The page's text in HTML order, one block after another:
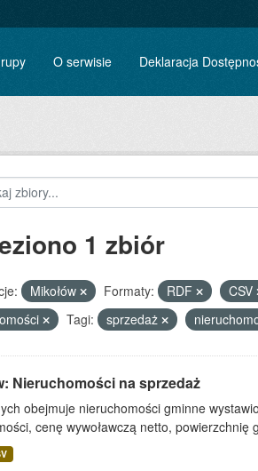
O serwisie Deklaracja
1 zbiór
Mikołów Formaty: RDF CSV
Tagi: sprzedaż
Nieruchomości na sprzedaż
obejmuje nieruchomości gminne
cenę wywoławczą netto, powierzchnię